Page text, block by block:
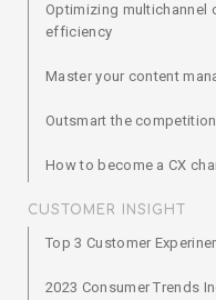
Optimizing multichannel
efficiency
Master your content
Outsmart the
How to become a CX
CUSTOMER INSIGHT
Top 3 Customer
2023 Consumer Trends